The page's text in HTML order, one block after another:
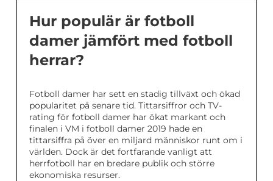
Hur populär är fotboll
damer jämfört med fotboll
herrar?
Fotboll damer har sett en stadig tillväxt och ökad
popularitet på senare tid. Tittarsiffror och TV-
rating för fotboll damer har ökat markant och
finalen i VM i fotboll damer 2019 hade en
tittarsiffra på över en miljard människor runt om i
världen. Dock är det fortfarande vanligt att
herrfotboll har en bredare publik och större
ekonomiska resurser.